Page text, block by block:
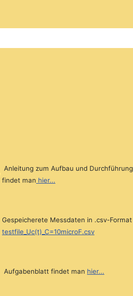
Anleitung zum Aufbau und
findet man hier...
Gespeicherete Messdaten in .csv-
testfile_Uc(t)_C=10microF.csv
Aufgabenblatt findet man hier...